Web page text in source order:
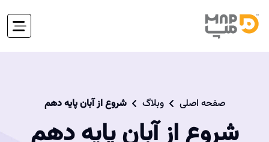
صفحه اصلی وبلاگ شروع از آبان پایه دهم
شروع از آبان پایه دهم